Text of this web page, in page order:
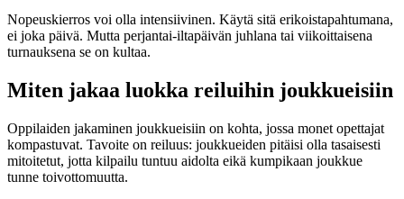
Nopeuskierros voi olla intensiivinen. Käytä sitä erikoistapahtumana,
ei joka päivä. Mutta perjantai-iltapäivän juhlana tai viikoittaisena
turnauksena se on kultaa.
Miten jakaa luokka reiluihin joukkueisiin
Oppilaiden jakaminen joukkueisiin on kohta, jossa monet opettajat
kompastuvat. Tavoite on reiluus: joukkueiden pitäisi olla tasaisesti
mitoitetut, jotta kilpailu tuntuu aidolta eikä kumpikaan joukkue
tunne toivottomuutta.